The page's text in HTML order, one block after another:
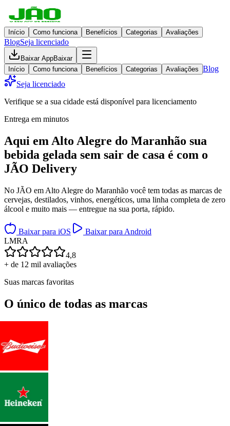
Início Como funciona Benefícios Categorias Avaliações
BlogSeja licenciado
Baixar AppBaixar
Início
Como funciona Benefícios Categorias Avaliações Blog
Seja licenciado
Verifique se a sua cidade está disponível para licenciamento
Entrega em minutos
Aqui em Alto Alegre do Maranhão sua
bebida gelada sem sair de casa é com o
JÃO Delivery
No JÃO em Alto Alegre do Maranhão você tem todas as marcas de
cervejas, destilados, vinhos, energéticos, uma linha completa de zero
álcool e muito mais — entregue na sua porta, rápido.
Baixar para iOS
Baixar para Android
LMRA
4,8
+ de 12 mil avaliações
Suas marcas favoritas
O único de todas as marcas